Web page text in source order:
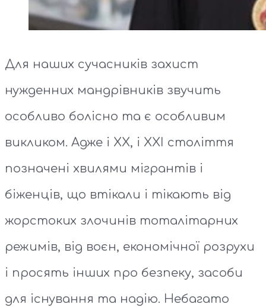
Для наших сучасників захист
нужденних мандрівників звучить
особливо болісно та є особливим
викликом. Адже і ХХ, і ХХІ століття
позначені хвилями мігрантів і
біженців, що втікали і тікають від
жорстоких злочинів тоталітарних
режимів, від воєн, економічної розрухи
і просять інших про безпеку, засоби
для існування та надію. Небагато